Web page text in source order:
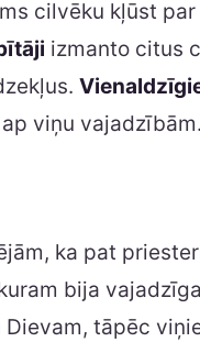
cilvēku kļūst
izmanto citus
viņu vajadzībām.
ka pat
bija
Dievam, tāpēc